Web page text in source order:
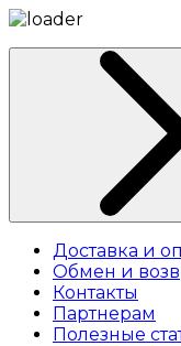
Доставка и
Обмен и
Контакты
Партнерам
Полезные